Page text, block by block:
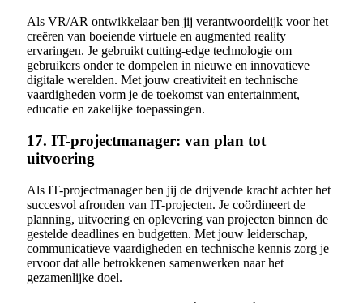
Als VR/AR ontwikkelaar ben jij verantwoordelijk voor het
creëren van boeiende virtuele en augmented reality
ervaringen. Je gebruikt cutting-edge technologie om
gebruikers onder te dompelen in nieuwe en innovatieve
digitale werelden. Met jouw creativiteit en technische
vaardigheden vorm je de toekomst van entertainment,
educatie en zakelijke toepassingen.
17. IT-projectmanager: van plan tot
uitvoering
Als IT-projectmanager ben jij de drijvende kracht achter het
succesvol afronden van IT-projecten. Je coördineert de
planning, uitvoering en oplevering van projecten binnen de
gestelde deadlines en budgetten. Met jouw leiderschap,
communicatieve vaardigheden en technische kennis zorg je
ervoor dat alle betrokkenen samenwerken naar het
gezamenlijke doel.